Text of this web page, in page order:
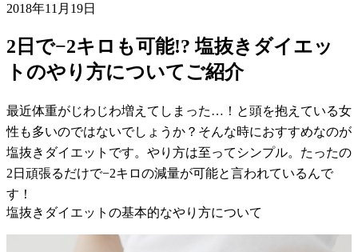
2018年11月19日
2日で−2キロも可能!? 塩抜きダイエッ
トのやり方についてご紹介
最近体重がじわじわ増えてしまった…！と頭を抱えている女
性も多いのではないでしょうか？そんな時におすすめなのが
塩抜きダイエットです。やり方は至ってシンプル。たったの
2日頑張るだけで−2キロの減量が可能と言われているんで
す！
塩抜きダイエットの基本的なやり方について